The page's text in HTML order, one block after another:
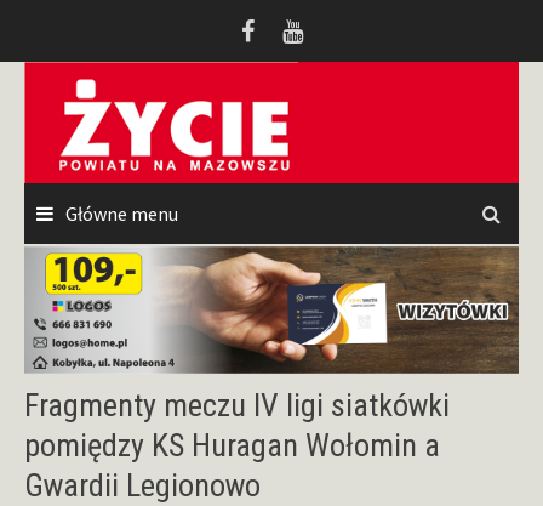
Główne menu
Fragmenty meczu IV ligi siatkówki
pomiędzy KS Huragan Wołomin a
Gwardii Legionowo